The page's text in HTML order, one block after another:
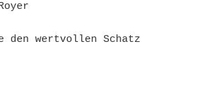
den wertvollen Schatz